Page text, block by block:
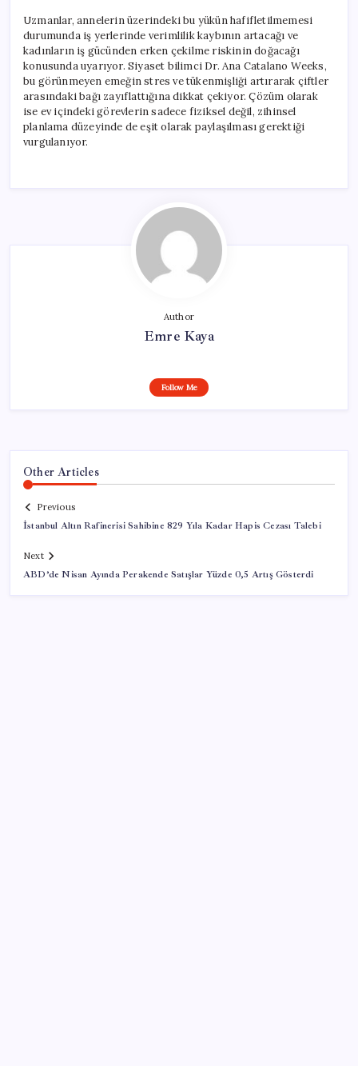
Uzmanlar, annelerin üzerindeki bu yükün hafifletilmemesi
durumunda iş yerlerinde verimlilik kaybının artacağı ve
kadınların iş gücünden erken çekilme riskinin doğacağı
konusunda uyarıyor. Siyaset bilimci Dr. Ana Catalano Weeks,
bu görünmeyen emeğin stres ve tükenmişliği artırarak çiftler
arasındaki bağı zayıflattığına dikkat çekiyor. Çözüm olarak
ise ev içindeki görevlerin sadece fiziksel değil, zihinsel
planlama düzeyinde de eşit olarak paylaşılması gerektiği
vurgulanıyor.
Author
Emre Kaya
Follow Me
Other Articles
Previous
İstanbul Altın Rafinerisi Sahibine 829 Yıla Kadar Hapis Cezası Talebi
Next
ABD’de Nisan Ayında Perakende Satışlar Yüzde 0,5 Artış Gösterdi